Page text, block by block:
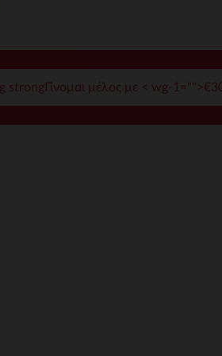
να διαχειριστείτε τις ρυθμίσεις
strongΓίνομαι μέλος με < wg-